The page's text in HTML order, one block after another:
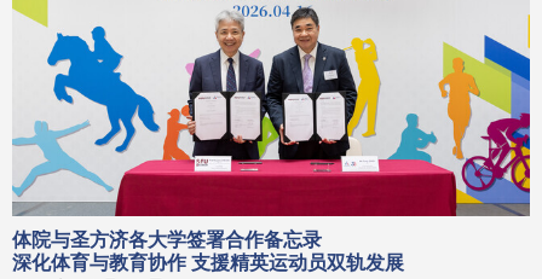
体院与圣方济各大学签署合作备忘录
深化体育与教育协作 支援精英运动员双轨发展